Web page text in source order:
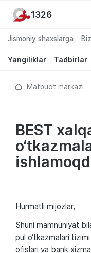
Jismoniy shaxslarga
Yangiliklar Tadbirlar
1326
Matbuot markazi
BEST
Hurmatli mijozlar,
Shuni mamnuniyat
pul o‘tkazmalari
ofislari va bank